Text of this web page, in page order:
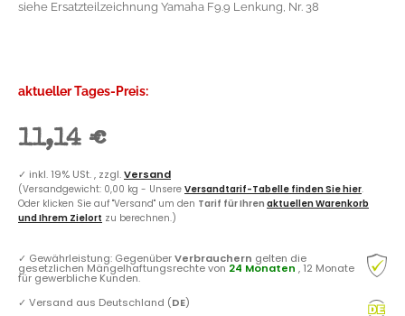
siehe Ersatzteilzeichnung Yamaha F9.9 Lenkung, Nr. 38
aktueller Tages-Preis:
11,14 €
✓ inkl. 19% USt. , zzgl.Versand
(Versandgewicht: 0,00 kg - Unsere Versandtarif-Tabelle finden Sie hier.
Oder klicken Sie auf "Versand" um den Tarif für Ihren aktuellen Warenkorb
und Ihrem Zielort zu berechnen.)
✓ Gewährleistung: GegenüberVerbrauchern gelten die
gesetzlichen Mängelhaftungsrechte von 24 Monaten , 12 Monate
für gewerbliche Kunden.
✓ Versand aus Deutschland (DE)